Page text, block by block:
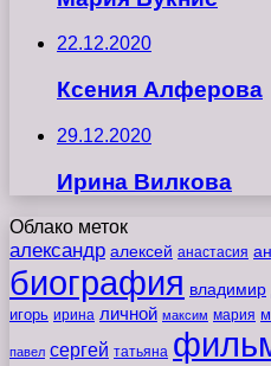
22.12.2020
Ксения Алферова
29.12.2020
Ирина Вилкова
Облако меток
александр алексей анастасия
биография владимир
игорь ирина личной максим мария
павел сергей татьяна